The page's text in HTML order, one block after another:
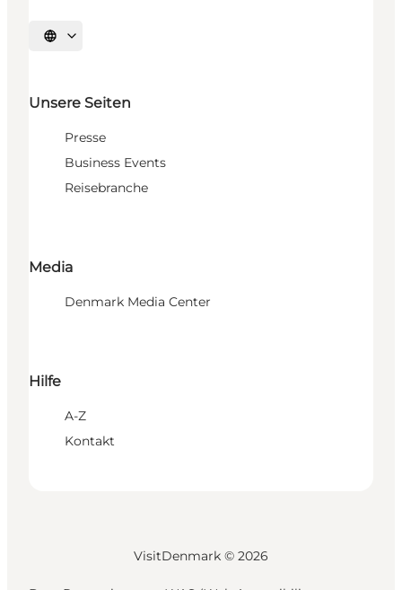
Sprache auswählen
Unsere Seiten
Presse
Business Events
Reisebranche
Media
Denmark Media Center
Hilfe
A-Z
Kontakt
VisitDenmark © 2026